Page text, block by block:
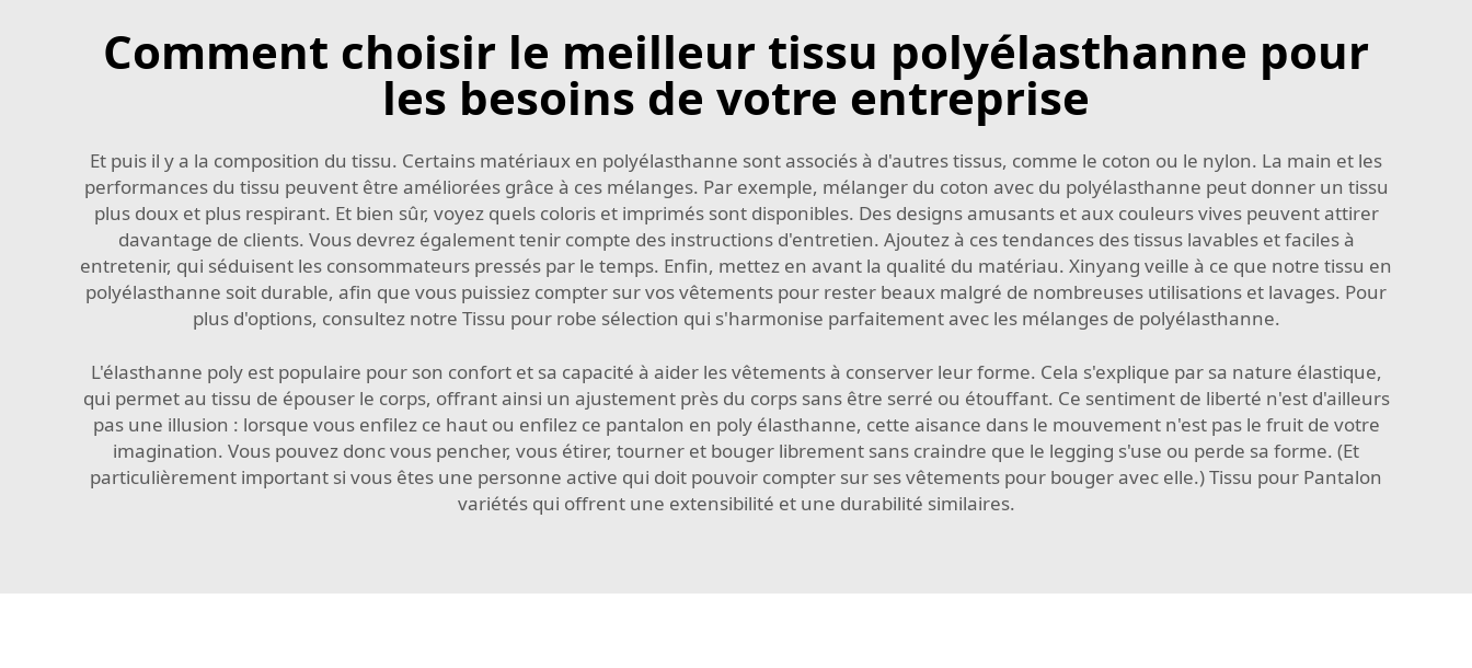
Comment choisir le meilleur tissu polyélasthanne pour
les besoins de votre entreprise
Et puis il y a la composition du tissu. Certains matériaux en polyélasthanne sont associés à d'autres tissus, comme le coton ou le nylon. La main et les
performances du tissu peuvent être améliorées grâce à ces mélanges. Par exemple, mélanger du coton avec du polyélasthanne peut donner un tissu
plus doux et plus respirant. Et bien sûr, voyez quels coloris et imprimés sont disponibles. Des designs amusants et aux couleurs vives peuvent attirer
davantage de clients. Vous devrez également tenir compte des instructions d'entretien. Ajoutez à ces tendances des tissus lavables et faciles à
entretenir, qui séduisent les consommateurs pressés par le temps. Enfin, mettez en avant la qualité du matériau. Xinyang veille à ce que notre tissu en
polyélasthanne soit durable, afin que vous puissiez compter sur vos vêtements pour rester beaux malgré de nombreuses utilisations et lavages. Pour
plus d'options, consultez notre Tissu pour robe sélection qui s'harmonise parfaitement avec les mélanges de polyélasthanne.
L'élasthanne poly est populaire pour son confort et sa capacité à aider les vêtements à conserver leur forme. Cela s'explique par sa nature élastique,
qui permet au tissu de épouser le corps, offrant ainsi un ajustement près du corps sans être serré ou étouffant. Ce sentiment de liberté n'est d'ailleurs
pas une illusion : lorsque vous enfilez ce haut ou enfilez ce pantalon en poly élasthanne, cette aisance dans le mouvement n'est pas le fruit de votre
imagination. Vous pouvez donc vous pencher, vous étirer, tourner et bouger librement sans craindre que le legging s'use ou perde sa forme. (Et
particulièrement important si vous êtes une personne active qui doit pouvoir compter sur ses vêtements pour bouger avec elle.)Tissu pour Pantalon
variétés qui offrent une extensibilité et une durabilité similaires.